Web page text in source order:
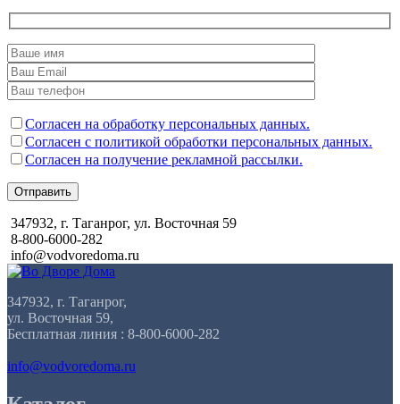
Согласен на обработку персональных данных.
Согласен с политикой обработки персональных данных.
Согласен на получение рекламной рассылки.
Отправить
347932, г. Таганрог, ул. Восточная 59
8-800-6000-282
info@vodvoredoma.ru
347932, г. Таганрог,
ул. Восточная 59,
Бесплатная линия : 8-800-6000-282
info@vodvoredoma.ru